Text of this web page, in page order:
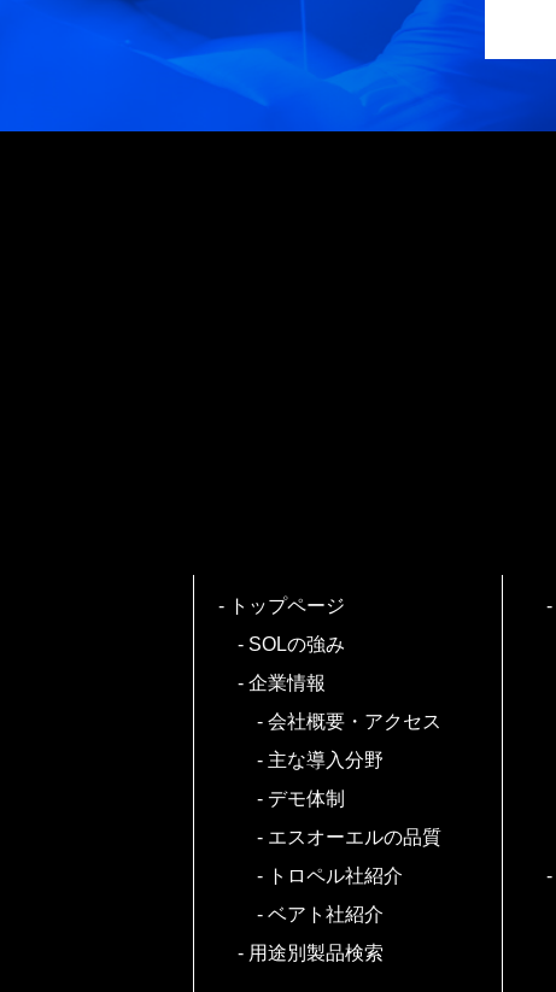
トップページ
SOLの強み
企業情報
会社概要・アクセス
主な導入分野
デモ体制
エスオーエルの品質
トロペル社紹介
ベアト社紹介
用途別製品検索